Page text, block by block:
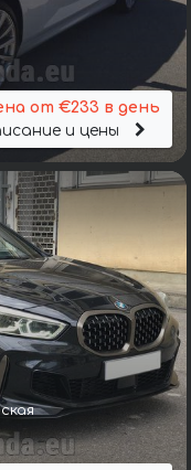
от €233 в день
и цены